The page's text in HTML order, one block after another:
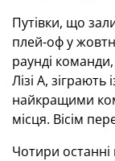
Путівки, що
плей-оф у
раунді команди,
Лізі А,
найкращими
місця. Вісім
Чотири